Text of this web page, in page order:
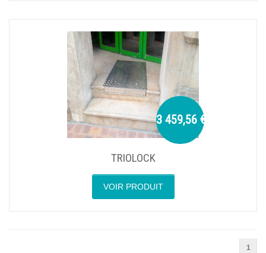
3 459,56 €
TRIOLOCK
VOIR PRODUIT
1